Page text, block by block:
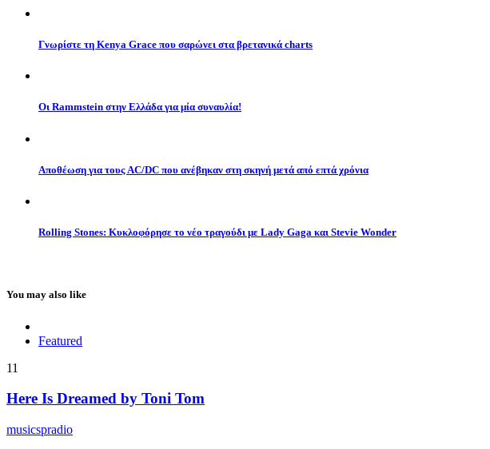
Γνωρίστε τη Kenya Grace που σαρώνει στα βρετανικά charts
Οι Rammstein στην Ελλάδα για μία συναυλία!
Αποθέωση για τους AC/DC που ανέβηκαν στη σκηνή μετά από επτά χρόνια
Rolling Stones: Κυκλοφόρησε το νέο τραγούδι με Lady Gaga και Stevie Wonder
You may also like
Featured
11
Here Is Dreamed by Toni Tom
musicspradio